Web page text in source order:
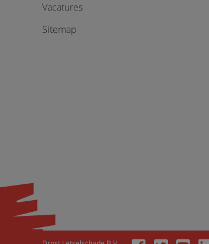
Vacatures
Sitemap